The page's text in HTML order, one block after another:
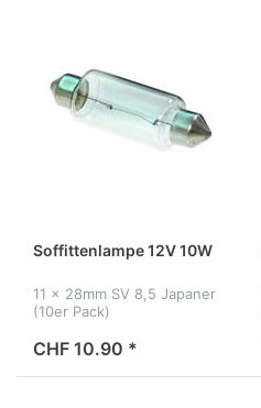
Soffittenlampe 12V 10W
11 x 28mm SV 8,5 Japaner
(10er Pack)
CHF 10.90 *